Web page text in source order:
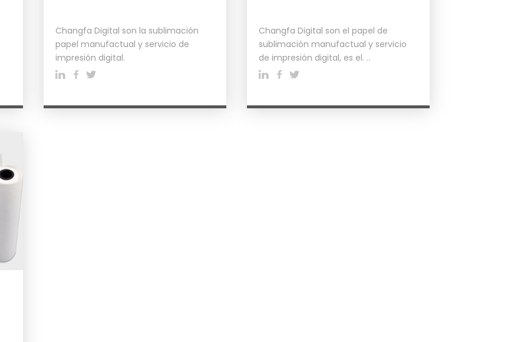
Changfa Digital son la sublimación
papel manufactual y servicio de
impresión digital.
Changfa Digital son el papel de
sublimación manufactual y servicio
de impresión digital, es el. ..